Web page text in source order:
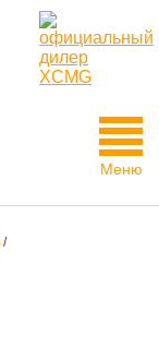
Меню
/